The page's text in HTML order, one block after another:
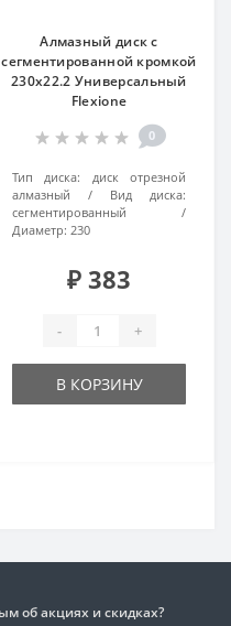
Алмазный диск с
сегментированной кромкой
230х22.2 Универсальный
Flexione
0
Тип диска:
диск отрезной
алмазный
Вид диска:
сегментированный
Диаметр: 230
₽ 383
- +
В КОРЗИНУ
об акциях и скидках?